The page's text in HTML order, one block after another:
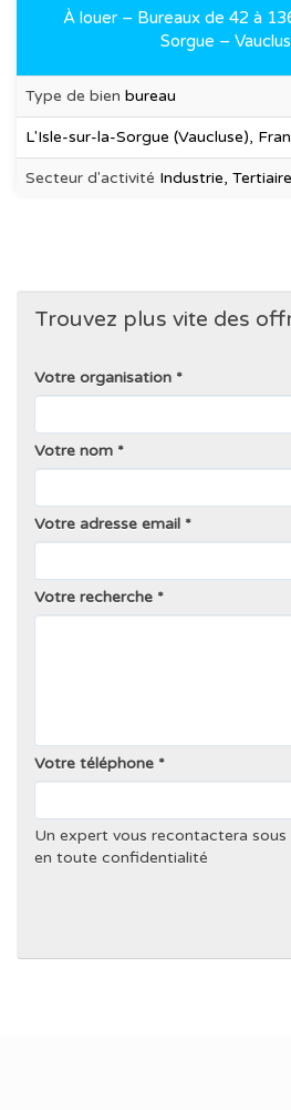
À louer – Bureaux de 42 à
Sorgue –
Type de bien bureau
L'Isle-sur-la-Sorgue (Vaucluse),
Secteur d'activité Industrie, Tertiaire
Trouvez plus vite des
Votre organisation
Votre nom
Votre adresse email
Votre recherche
Votre téléphone
Un expert vous recontactera
en toute confidentialité